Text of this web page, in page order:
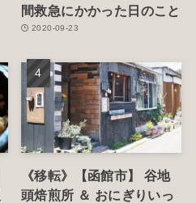
間救急にかかった日のこと
2020-09-23
《移転》【函館市】 谷地
頭焙煎所 ＆ おにぎりいっ